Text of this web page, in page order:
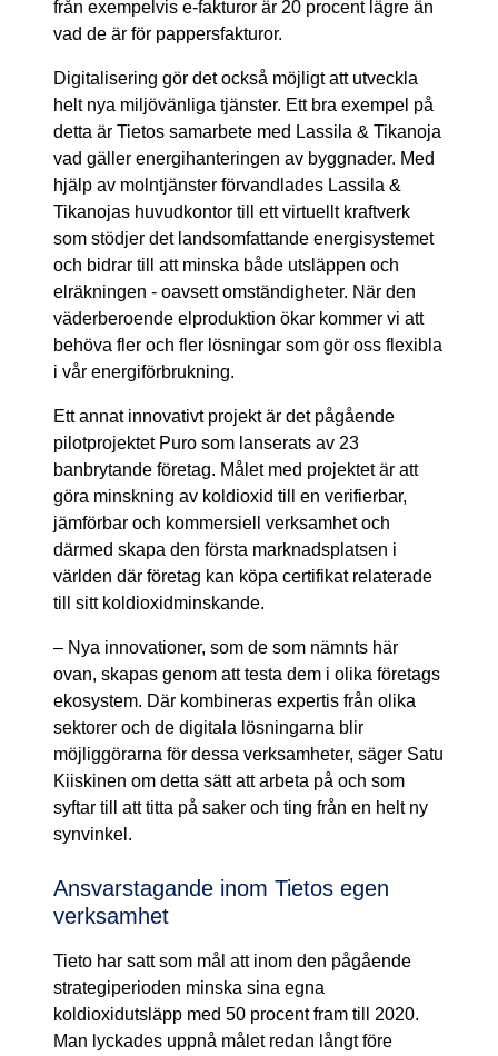
från exempelvis e-fakturor är 20 procent lägre än
vad de är för pappersfakturor.
Digitalisering gör det också möjligt att utveckla
helt nya miljövänliga tjänster. Ett bra exempel på
detta är Tietos samarbete med Lassila & Tikanoja
vad gäller energihanteringen av byggnader. Med
hjälp av molntjänster förvandlades Lassila &
Tikanojas huvudkontor till ett virtuellt kraftverk
som stödjer det landsomfattande energisystemet
och bidrar till att minska både utsläppen och
elräkningen - oavsett omständigheter. När den
väderberoende elproduktion ökar kommer vi att
behöva fler och fler lösningar som gör oss flexibla
i vår energiförbrukning.
Ett annat innovativt projekt är det pågående
pilotprojektet Puro som lanserats av 23
banbrytande företag. Målet med projektet är att
göra minskning av koldioxid till en verifierbar,
jämförbar och kommersiell verksamhet och
därmed skapa den första marknadsplatsen i
världen där företag kan köpa certifikat relaterade
till sitt koldioxidminskande.
– Nya innovationer, som de som nämnts här
ovan, skapas genom att testa dem i olika företags
ekosystem. Där kombineras expertis från olika
sektorer och de digitala lösningarna blir
möjliggörarna för dessa verksamheter, säger Satu
Kiiskinen om detta sätt att arbeta på och som
syftar till att titta på saker och ting från en helt ny
synvinkel.
Ansvarstagande inom Tietos egen
verksamhet
Tieto har satt som mål att inom den pågående
strategiperioden minska sina egna
koldioxidutsläpp med 50 procent fram till 2020.
Man lyckades uppnå målet redan långt före